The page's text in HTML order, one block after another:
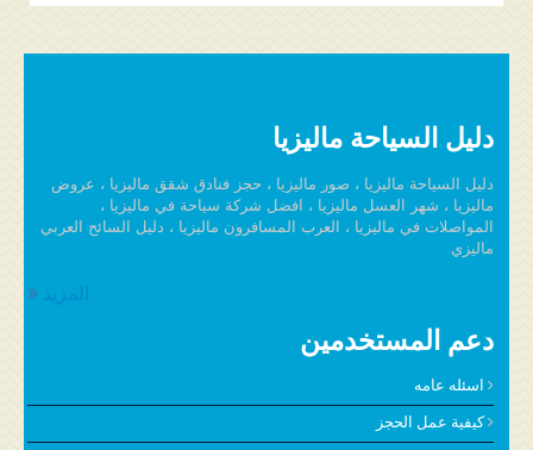
دليل السياحة ماليزيا
دليل السياحة ماليزيا ، صور ماليزيا ، حجز فنادق شقق ماليزيا ، عروض
ماليزيا ، شهر العسل ماليزيا ، افضل شركة سياحة في ماليزيا ،
المواصلات في ماليزيا ، العرب المسافرون ماليزيا ، دليل السائح العربي
ماليزي
المزيد
دعم المستخدمين
اسئله عامه
كيفية عمل الحجز